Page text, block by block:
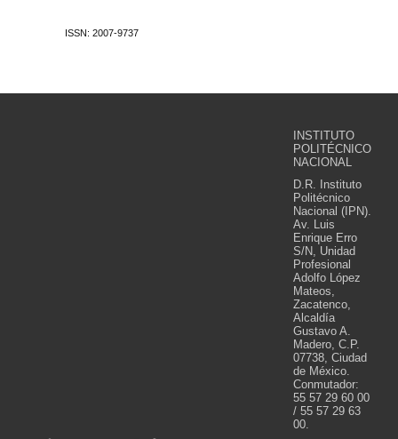
ISSN: 2007-9737
INSTITUTO
POLITÉCNICO
NACIONAL
D.R. Instituto
Politécnico
Nacional (IPN).
Av. Luis
Enrique Erro
S/N, Unidad
Profesional
Adolfo López
Mateos,
Zacatenco,
Alcaldía
Gustavo A.
Madero, C.P.
07738, Ciudad
de México.
Conmutador:
55 57 29 60 00
/ 55 57 29 63
00.